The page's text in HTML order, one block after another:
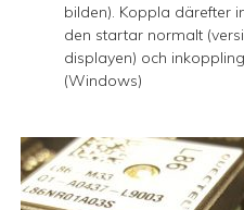
bilden). Koppla därefter
den startar normalt
displayen) och
(Windows)